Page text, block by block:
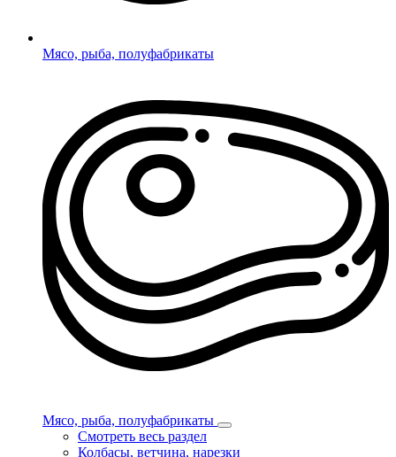
Мясо, рыба, полуфабрикаты
Мясо, рыба, полуфабрикаты
Смотреть весь раздел
Колбасы, ветчина, нарезки